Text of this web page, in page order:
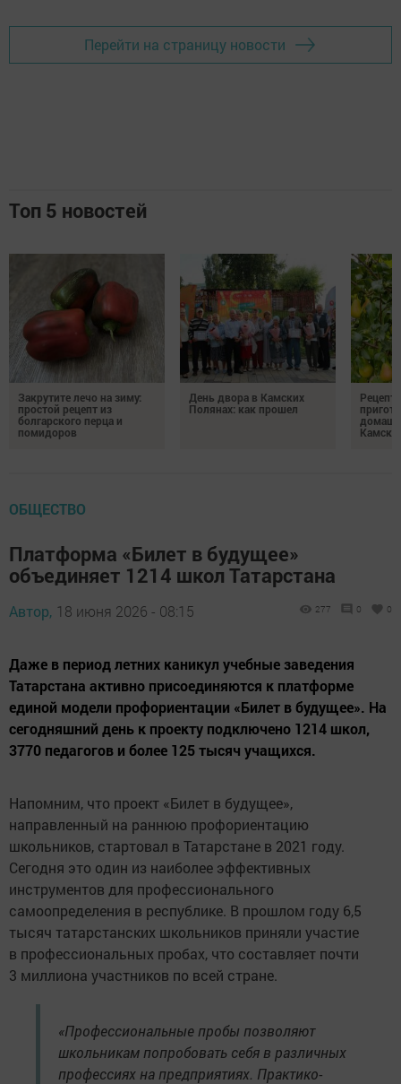
Перейти на страницу новости
Топ 5 новостей
Закрутите лечо на зиму:
простой рецепт из
болгарского перца и
помидоров
День двора в Камских
Полянах: как прошел
ОБЩЕСТВО
Платформа «Билет в будущее»
объединяет 1214 школ Татарстана
Автор, 18 июня 2026 - 08:15 277 0 0
Даже в период летних каникул учебные заведения
Татарстана активно присоединяются к платформе
единой модели профориентации «Билет в будущее». На
сегодняшний день к проекту подключено 1214 школ,
3770 педагогов и более 125 тысяч учащихся.
Напомним, что проект «Билет в будущее»,
направленный на раннюю профориентацию
школьников, стартовал в Татарстане в 2021 году.
Сегодня это один из наиболее эффективных
инструментов для профессионального
самоопределения в республике. В прошлом году 6,5
тысяч татарстанских школьников приняли участие
в профессиональных пробах, что составляет почти
3 миллиона участников по всей стране.
«Профессиональные пробы позволяют
школьникам попробовать себя в различных
профессиях на предприятиях. Практико-